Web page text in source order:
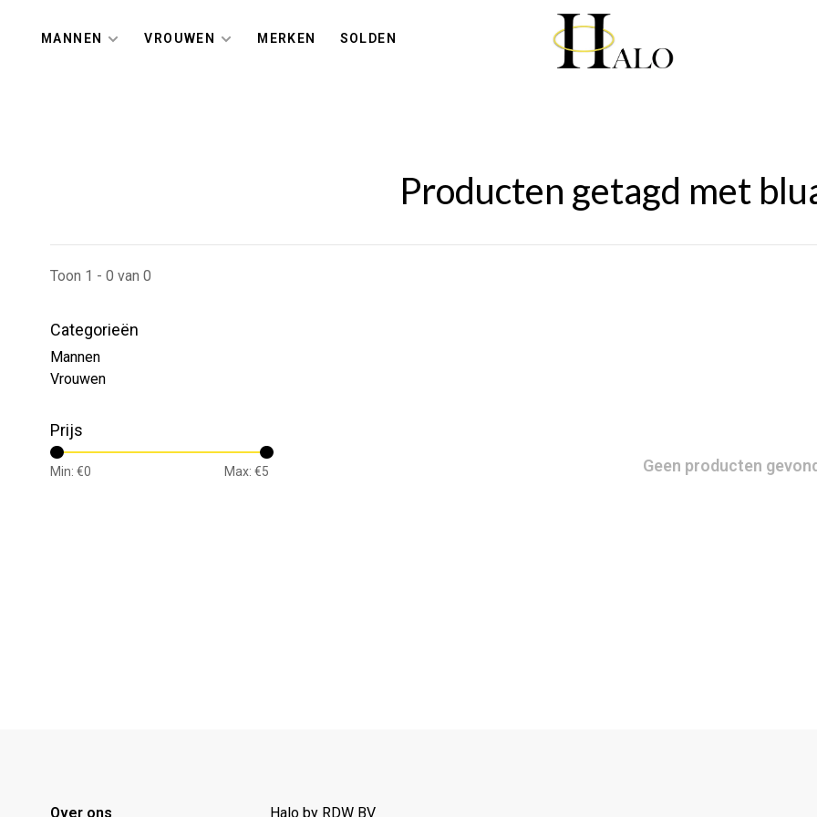
MANNEN VROUWEN MERKEN SOLDEN
Producten getagd met
Toon 1 - 0 van 0
Categorieën
Mannen
Vrouwen
Prijs
Min: €0 Max: €5 Geen producten
Over ons Halo by RDW BV